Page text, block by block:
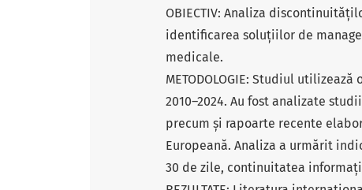
OBIECTIV: Analiza
identificarea soluțiilor de
medicale.
METODOLOGIE: Studiul
2010–2024. Au fost analizate
precum și rapoarte recente
Europeană. Analiza a urmărit
30 de zile, continuitatea